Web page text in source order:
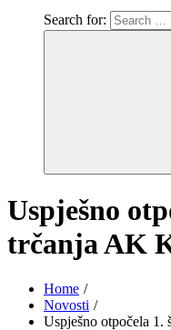
Search for:
Uspješno
trčanja AK
Home
Novosti
Uspješno otpočela